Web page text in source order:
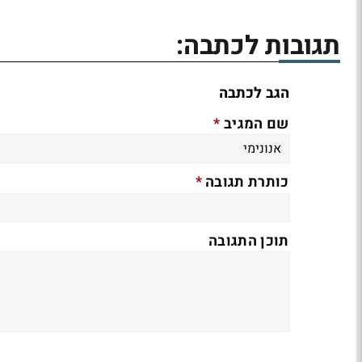
תגובות לכתבה:
הגב לכתבה
שם המגיב*
כותרת תגובה*
תוכן התגובה